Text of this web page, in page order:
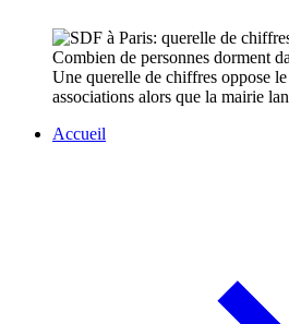
Combien de personnes dorment
Une querelle de chiffres oppose
associations alors que la mairie
Accueil